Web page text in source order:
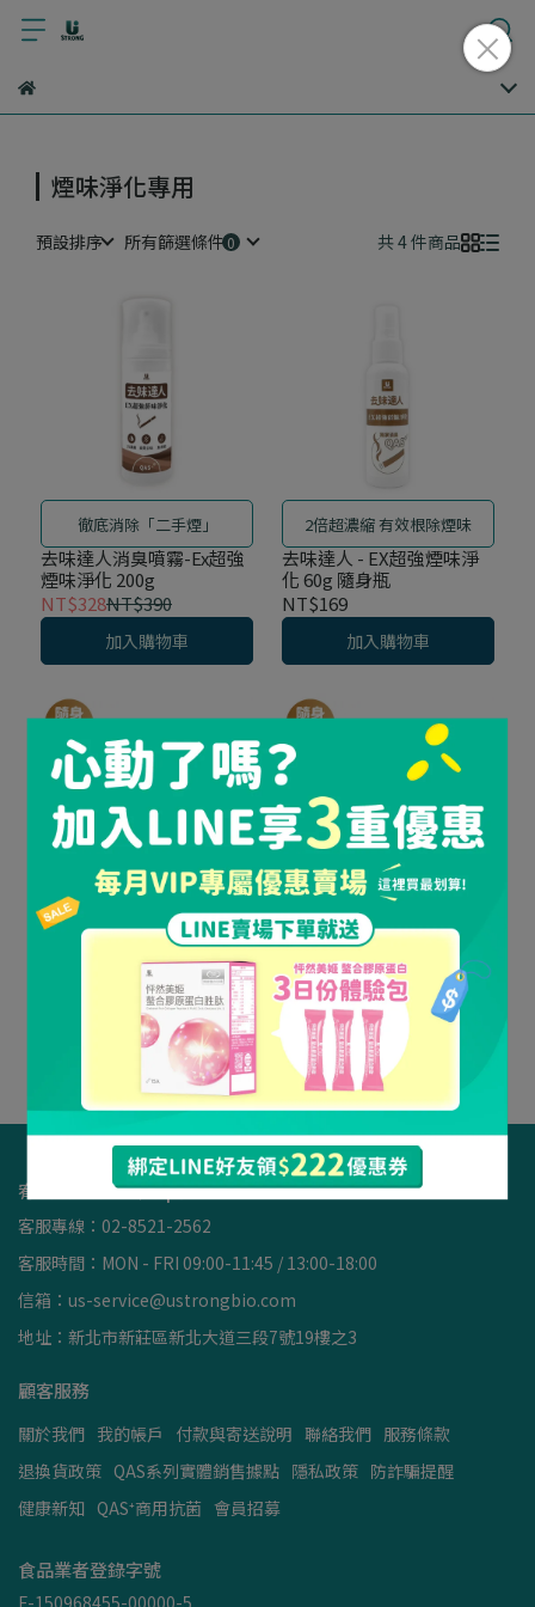
煙味淨化專用
預設排序 所有篩選條件 共 4 件商品
徹底消除「二手煙」
去味達人消臭噴霧-Ex超強
煙味淨化 200g
NT$328NT$390
加入購物車
2倍超濃縮 有效根除煙味
去味達人 - EX超強煙味淨
化 60g 隨身瓶
NT$169
加入購物車
2倍超濃縮 有效根除煙味
《 去味達人隨身3入組 》 -
EX超強煙味淨化 60g 隨身
NT$507
加入購物車
2倍超濃縮 有效根除煙味
《 去味達人隨身5入組 》 -
EX超強煙味淨化 60g 隨身
瓶 x 5
NT$685NT$845
加入購物車
宥強股份有限公司 | 統編50968455
客服專線：02-8521-2562
客服時間：MON - FRI 09:00-11:45 / 13:00-18:00
信箱：us-service@ustrongbio.com
地址：新北市新莊區新北大道三段7號19樓之3
顧客服務
關於我們 我的帳戶 付款與寄送說明 聯絡我們 服務條款
退換貨政策 QAS系列實體銷售據點 隱私政策 防詐騙提醒
健康新知 QAS⁺商用抗菌 會員招募
食品業者登錄字號
F-150968455-00000-5